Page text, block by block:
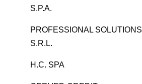
S.P.A.
PROFESSIONAL SOLUTIONS
S.R.L.
H.C. SPA